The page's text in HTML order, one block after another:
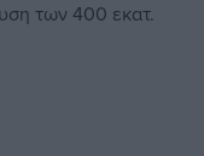
των 400 εκατ.